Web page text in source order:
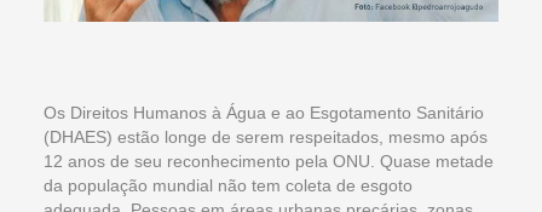
Os Direitos Humanos à Água e ao Esgotamento Sanitário
(DHAES) estão longe de serem respeitados, mesmo após
12 anos de seu reconhecimento pela ONU. Quase metade
da população mundial não tem coleta de esgoto